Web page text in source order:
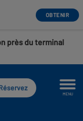
OBTENIR
près du terminal
MENU